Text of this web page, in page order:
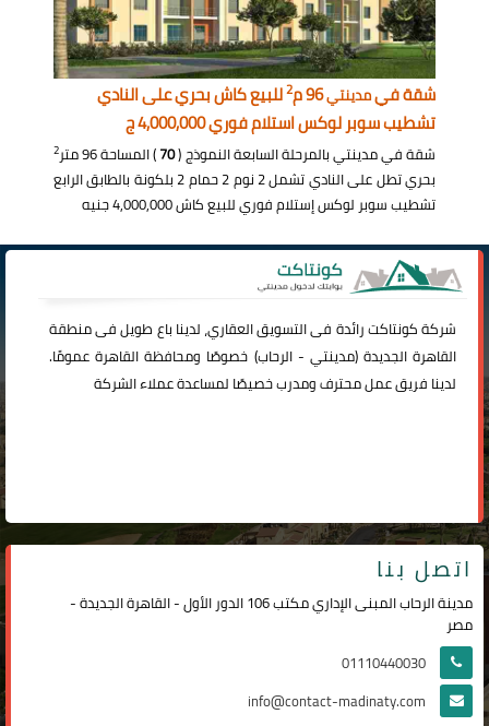
شقة فيمدينتي96 م 2للبيع كاش بحري على النادي
تشطيب سوبر لوكس استلام فوري 4,000,000 ج
شقة في مدينتي بالمرحلة السابعة النموذج (70) المساحة 96 متر 2
بحري تطل على النادي تشمل 2 نوم 2 حمام 2 بلكونة بالطابق الرابع
تشطيب سوبر لوكس إستلام فوري للبيع كاش 4,000,000 جنيه
شركةكونتاكترائدة فى التسويق العقاري، لدينا باع طويل فى منطقة
القاهرة الجديدة (مدينتي -الرحاب) خصوصًا ومحافظة القاهرة عمومًا.
لدينا فريق عمل محترف ومدرب خصيصًا لمساعدة عملاء الشركة
اتصل بنا
مدينة الرحاب المبنى الإداري مكتب 106 الدور الأول - القاهرة الجديدة -
مصر
01110440030
info@contact-madinaty.com